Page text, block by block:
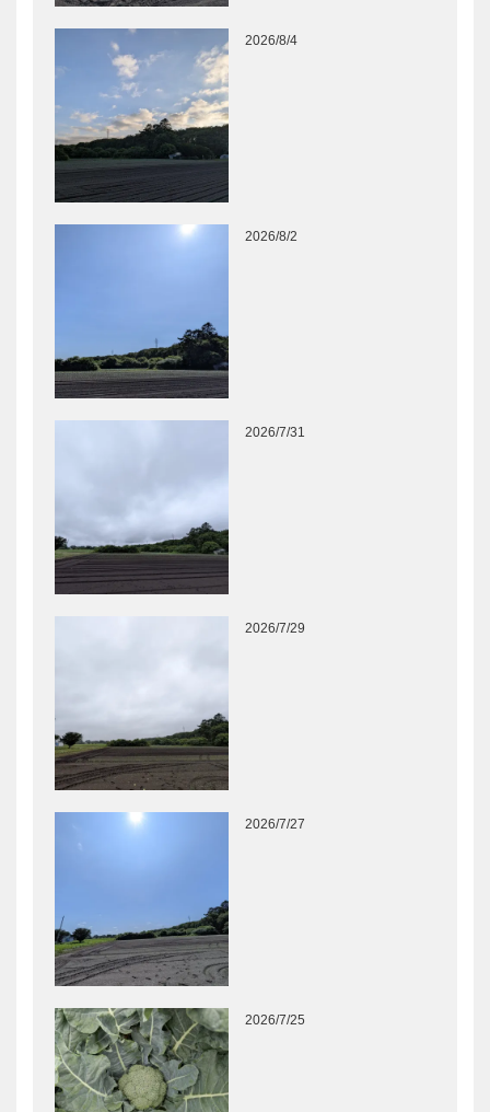
2026/8/4
2026/8/2
2026/7/31
2026/7/29
2026/7/27
2026/7/25